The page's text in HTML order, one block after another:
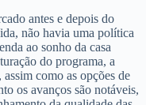
antes e depois do
não havia uma política
ao sonho da casa
do programa, a
como as opções de
os avanços são notáveis,